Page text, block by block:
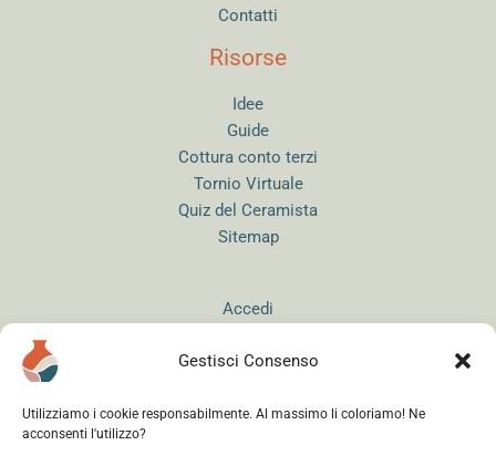
Gestisci Consenso
Utilizziamo i cookie responsabilmente. Al massimo li coloriamo! Ne
acconsenti l'utilizzo?
Contatti
Risorse
Idee
Guide
Cottura conto terzi
Tornio Virtuale
Quiz del Ceramista
Sitemap
Accedi